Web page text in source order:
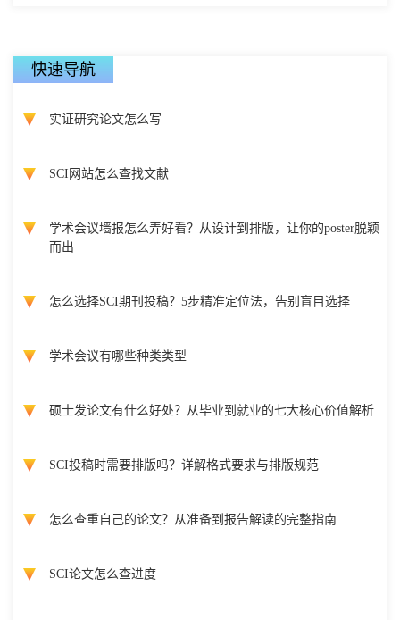
快速导航
实证研究论文怎么写
SCI网站怎么查找文献
学术会议墙报怎么弄好看？从设计到排版，让你的poster脱颖
而出
怎么选择SCI期刊投稿？5步精准定位法，告别盲目选择
学术会议有哪些种类类型
硕士发论文有什么好处？从毕业到就业的七大核心价值解析
SCI投稿时需要排版吗？详解格式要求与排版规范
怎么查重自己的论文？从准备到报告解读的完整指南
SCI论文怎么查进度